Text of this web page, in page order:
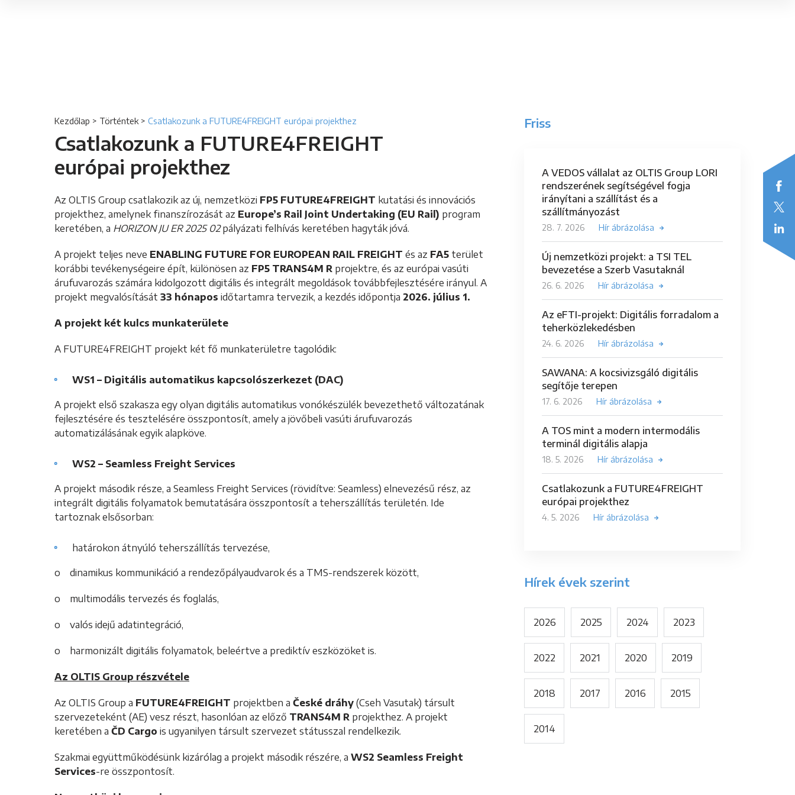
Kezdőlap > Történtek > Csatlakozunk a FUTURE4FREIGHT európai projekthez
Csatlakozunk a FUTURE4FREIGHT
európai projekthez
Az OLTIS Group csatlakozik az új, nemzetközi FP5 FUTURE4FREIGHT kutatási és innovációs
projekthez, amelynek finanszírozását az Europe’s Rail Joint Undertaking (EU Rail) program
keretében, a HORIZON JU ER 2025 02pályázati felhívás keretében hagyták jóvá.
A projekt teljes neve ENABLING FUTURE FOR EUROPEAN RAIL FREIGHT és az FA5 terület
korábbi tevékenységeire épít, különösen az FP5 TRANS4M R projektre, és az európai vasúti
árufuvarozás számára kidolgozott digitális és integrált megoldások továbbfejlesztésére irányul. A
projekt megvalósítását 33 hónapos időtartamra tervezik, a kezdés időpontja 2026. július 1.
A projekt két kulcs munkaterülete
A FUTURE4FREIGHT projekt két fő munkaterületre tagolódik:
WS1 – Digitális automatikus kapcsolószerkezet (DAC)
A projekt első szakasza egy olyan digitális automatikus vonókészülék bevezethető változatának
fejlesztésére és tesztelésére összpontosít, amely a jövőbeli vasúti árufuvarozás
automatizálásának egyik alapköve.
WS2 – Seamless Freight Services
A projekt második része, a Seamless Freight Services (rövidítve: Seamless) elnevezésű rész, az
integrált digitális folyamatok bemutatására összpontosít a teherszállítás területén. Ide
tartoznak elsősorban:
határokon átnyúló teherszállítás tervezése,
o dinamikus kommunikáció a rendezőpályaudvarok és a TMS-rendszerek között,
o multimodális tervezés és foglalás,
o valós idejű adatintegráció,
o harmonizált digitális folyamatok, beleértve a prediktív eszközöket is.
Az OLTIS Group részvétele
Az OLTIS Group a FUTURE4FREIGHT projektben a České dráhy (Cseh Vasutak) társult
szervezeteként (AE) vesz részt, hasonlóan az előző TRANS4M R projekthez. A projekt
keretében a ČD Cargo is ugyanilyen társult szervezet státusszal rendelkezik.
Szakmai együttműködésünk kizárólag a projekt második részére, a WS2 Seamless Freight
Services-re összpontosít.
Friss
A VEDOS vállalat az OLTIS Group LORI
rendszerének segítségével fogja
irányítani a szállítást és a
szállítmányozást
28. 7. 2026 Hír ábrázolása
Új nemzetközi projekt: a TSI TEL
bevezetése a Szerb Vasutaknál
26. 6. 2026 Hír ábrázolása
Az eFTI-projekt: Digitális forradalom a
teherközlekedésben
24. 6. 2026 Hír ábrázolása
SAWANA: A kocsivizsgáló digitális
segítője terepen
17. 6. 2026 Hír ábrázolása
A TOS mint a modern intermodális
terminál digitális alapja
18. 5. 2026 Hír ábrázolása
Csatlakozunk a FUTURE4FREIGHT
európai projekthez
4. 5. 2026 Hír ábrázolása
Hírek évek szerint
2026 2025 2024 2023
2022 2021 2020 2019
2018 2017 2016 2015
2014